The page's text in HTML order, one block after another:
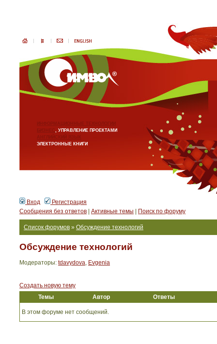
ИНФОРМАЦИОННЫЕ ТЕХНОЛОГИИ
БИЗНЕС, УПРАВЛЕНИЕ ПРОЕКТАМИ
АНГЛИЙСКИЙ ЯЗЫК
ЭЛЕКТРОННЫЕ КНИГИ
Вход
Регистрация
Сообщения без ответов
Активные темы Поиск по форуму
Список форумов » Обсуждение технологий
Обсуждение технологий
Модераторы: tdavydova, Evgenia
Создать новую тему
Темы
Автор Ответы
В этом форуме нет сообщений.